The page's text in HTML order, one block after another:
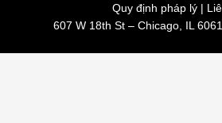
Quy định pháp lý |
607 W 18th St – Chicago, IL